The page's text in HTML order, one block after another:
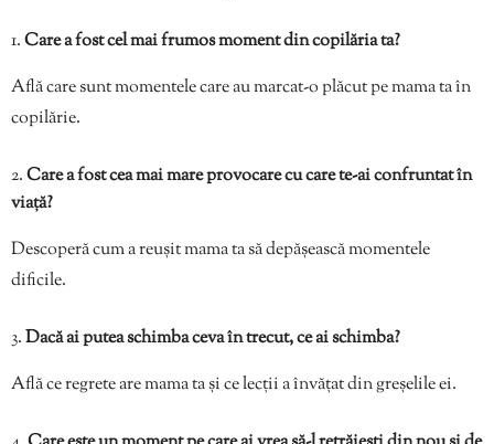
Care a fost cel mai frumos moment din copilăria ta?
Află care sunt momentele care au marcat-o plăcut pe mama ta în
copilărie.
Care a fost cea mai mare provocare cu care te-ai confruntat în
viață?
Descoperă cum a reușit mama ta să depășească momentele
dificile.
Dacă ai putea schimba ceva în trecut, ce ai schimba?
Află ce regrete are mama ta și ce lecții a învățat din greșelile ei.